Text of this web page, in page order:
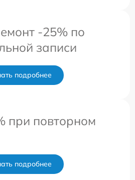
-25% по
записи
подробнее
при повторном
подробнее